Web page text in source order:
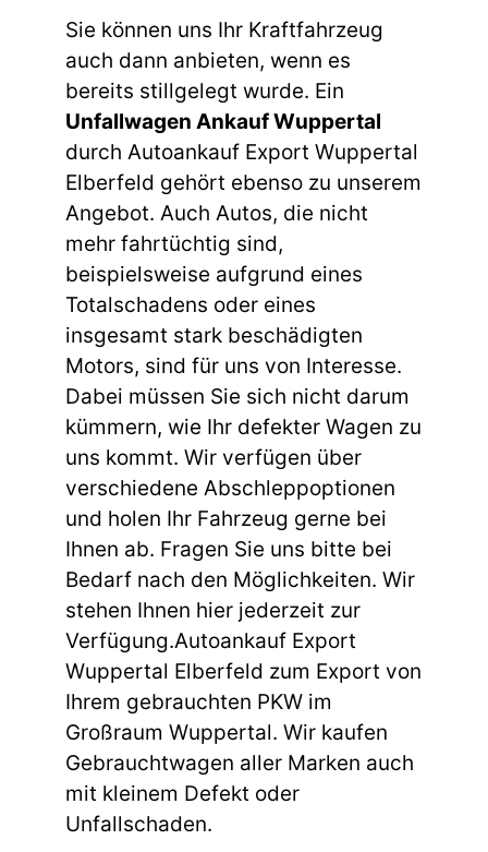
Sie können uns Ihr Kraftfahrzeug
auch dann anbieten, wenn es
bereits stillgelegt wurde. Ein
Unfallwagen Ankauf Wuppertal
durch Autoankauf Export Wuppertal
Elberfeld gehört ebenso zu unserem
Angebot. Auch Autos, die nicht
mehr fahrtüchtig sind,
beispielsweise aufgrund eines
Totalschadens oder eines
insgesamt stark beschädigten
Motors, sind für uns von Interesse.
Dabei müssen Sie sich nicht darum
kümmern, wie Ihr defekter Wagen zu
uns kommt. Wir verfügen über
verschiedene Abschleppoptionen
und holen Ihr Fahrzeug gerne bei
Ihnen ab. Fragen Sie uns bitte bei
Bedarf nach den Möglichkeiten. Wir
stehen Ihnen hier jederzeit zur
Verfügung.Autoankauf Export
Wuppertal Elberfeld zum Export von
Ihrem gebrauchten PKW im
Großraum Wuppertal. Wir kaufen
Gebrauchtwagen aller Marken auch
mit kleinem Defekt oder
Unfallschaden.